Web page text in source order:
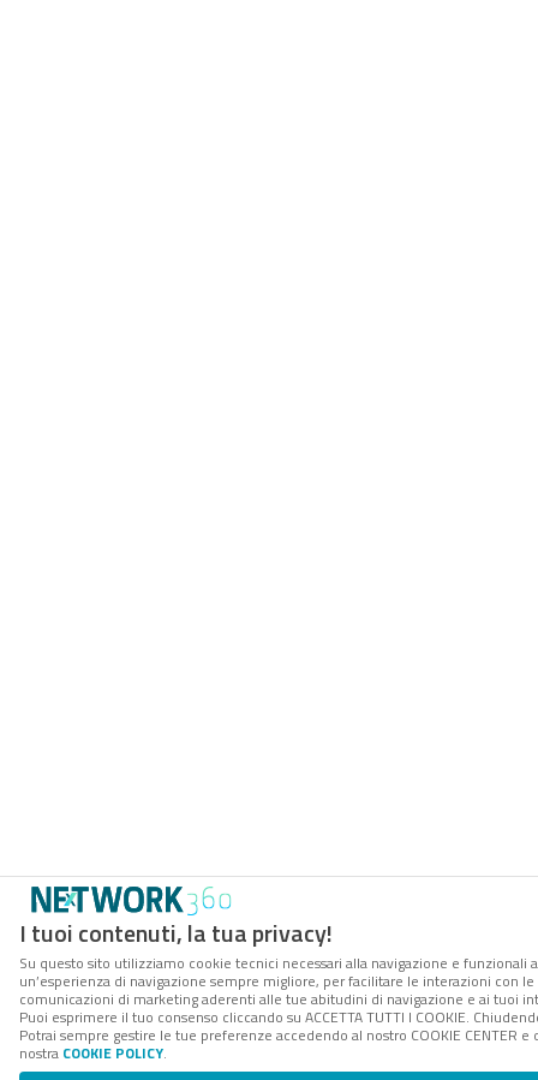
I tuoi contenuti, la tua privacy!
Su questo sito utilizziamo cookie tecnici necessari alla navigazione e
un’esperienza di navigazione sempre migliore, per facilitare le interazioni con
comunicazioni di marketing aderenti alle tue abitudini di navigazione e ai tuoi
Puoi esprimere il tuo consenso cliccando su ACCETTA TUTTI I COOKIE.
Potrai sempre gestire le tue preferenze accedendo al nostro COOKIE
nostra COOKIE POLICY.